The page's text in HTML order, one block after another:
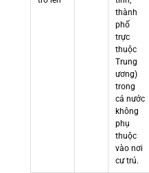
thành
phố
trực
thuộc
Trung
ương)
trong
cả nước
không
phụ
thuộc
vào nơi
cư trú.